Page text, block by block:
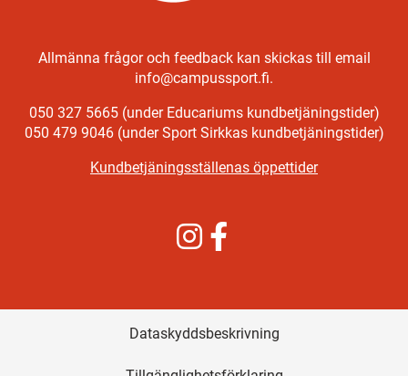
Allmänna frågor och feedback kan skickas till email
info@campussport.fi.
050 327 5665 (under Educariums kundbetjäningstider)
050 479 9046 (under Sport Sirkkas kundbetjäningstider)
Kundbetjäningsställenas öppettider
Instagram
Dataskyddsbeskrivning